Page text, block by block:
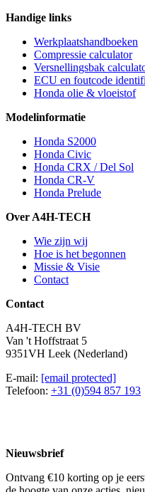
Handige links
Werkplaatshandboeken
Compressie calculator
Versnellingsbak
ECU en foutcode
Honda olie & vloeistof
Modelinformatie
Honda S2000
Honda Civic
Honda CRX / Del Sol
Honda CR-V
Honda Prelude
Over A4H-TECH
Wie zijn wij
Hoe is het begonnen
Missie & Visie
Contact
Contact
A4H-TECH BV
Van 't Hoffstraat 5
9351VH Leek (Nederland)
E-mail: [email protected]
Telefoon: +31 (0)594 857 193
Nieuwsbrief
Ontvang €10 korting op je